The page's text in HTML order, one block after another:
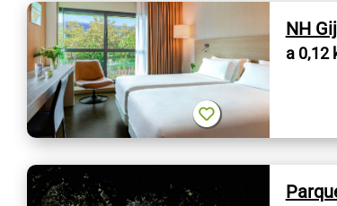
NH
a 0,12